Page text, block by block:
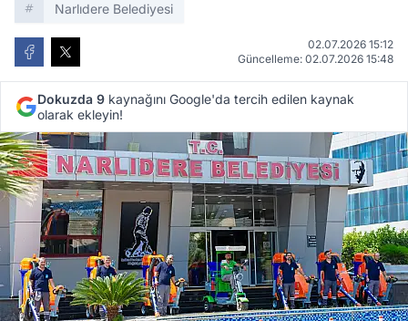
Narlıdere Belediyesi
02.07.2026 15:12
Güncelleme: 02.07.2026 15:48
Dokuzda 9 kaynağını Google'da tercih edilen kaynak
olarak ekleyin!